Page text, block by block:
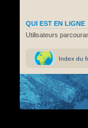
QUI EST EN LIGNE
Utilisateurs
Index du